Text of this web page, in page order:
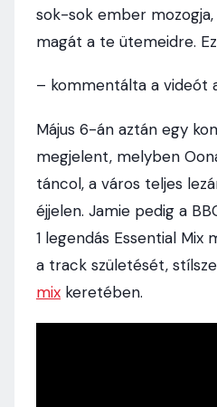
sok-sok ember mozogja,
magát a te ütemeidre.
– kommentálta a videót
Május 6-án aztán egy
megjelent, melyben
táncol, a város teljes
éjjelen. Jamie pedig a
1 legendás Essential
a track születését,
mix keretében.